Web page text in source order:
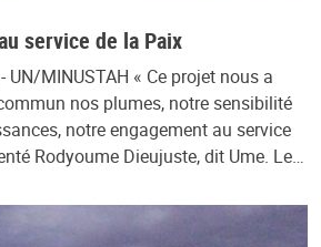
service de la Paix
UN/MINUSTAH « Ce projet nous a
nos plumes, notre sensibilité
notre engagement au service
Rodyoume Dieujuste, dit Ume. Le…